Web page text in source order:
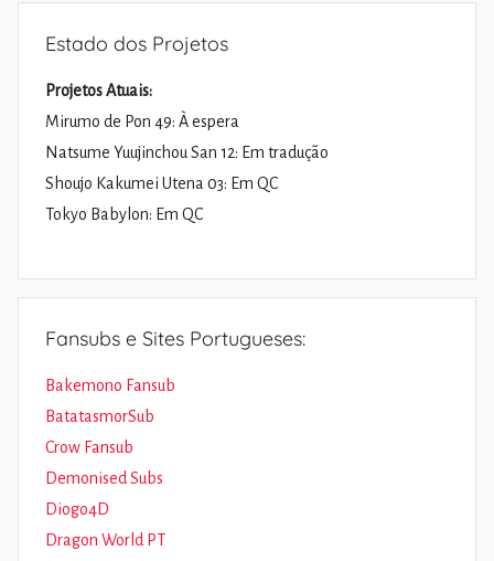
Estado dos Projetos
Projetos Atuais:
Mirumo de Pon 49: À espera
Natsume Yuujinchou San 12: Em tradução
Shoujo Kakumei Utena 03: Em QC
Tokyo Babylon: Em QC
Fansubs e Sites Portugueses:
Bakemono Fansub
BatatasmorSub
Crow Fansub
Demonised Subs
Diogo4D
Dragon World PT